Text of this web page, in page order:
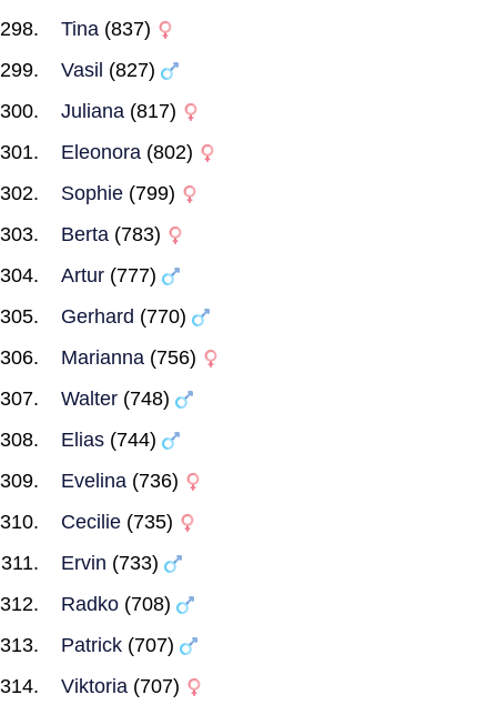
Tina (837)
Vasil (827)
Juliana (817)
Eleonora (802)
Sophie (799)
Berta (783)
Artur (777)
Gerhard (770)
Marianna (756)
Walter (748)
Elias (744)
Evelina (736)
Cecilie (735)
Ervin (733)
Radko (708)
Patrick (707)
Viktoria (707)